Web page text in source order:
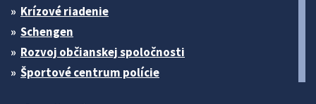
Krízové riadenie
Schengen
Rozvoj občianskej spoločnosti
Športové centrum polície